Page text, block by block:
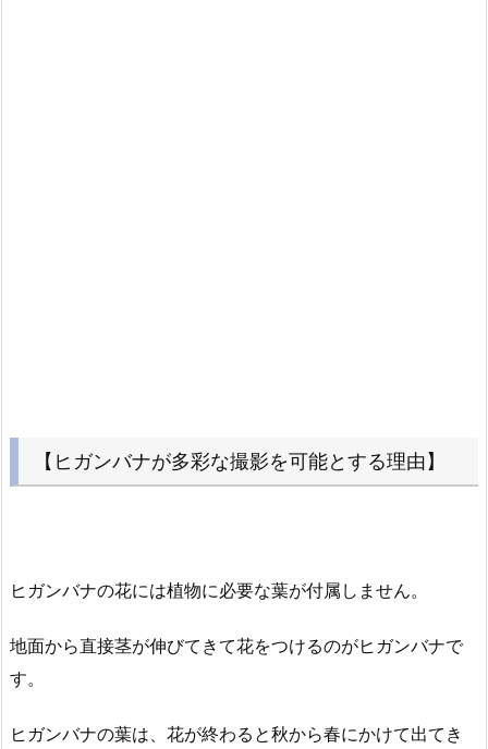
【ヒガンバナが多彩な撮影を可能とする理由】
ヒガンバナの花には植物に必要な葉が付属しません。
地面から直接茎が伸びてきて花をつけるのがヒガンバナで
す。
ヒガンバナの葉は、花が終わると秋から春にかけて出てき